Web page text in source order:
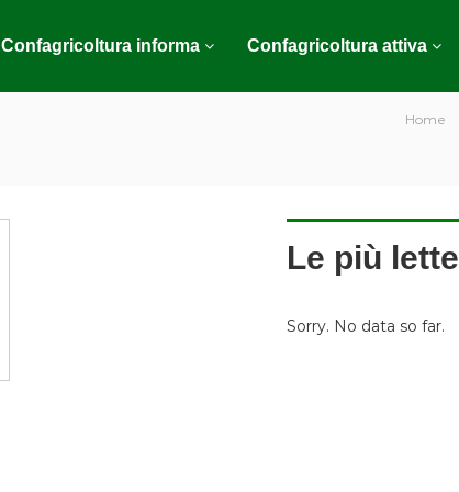
Confagricoltura informa Confagricoltura attiva
Home
Le più lette
Sorry. No data so far.